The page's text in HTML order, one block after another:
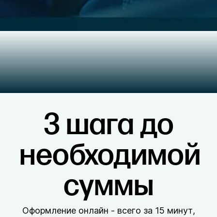
3 шага до
необходимой
суммы
Оформление онлайн - всего за 15 минут,